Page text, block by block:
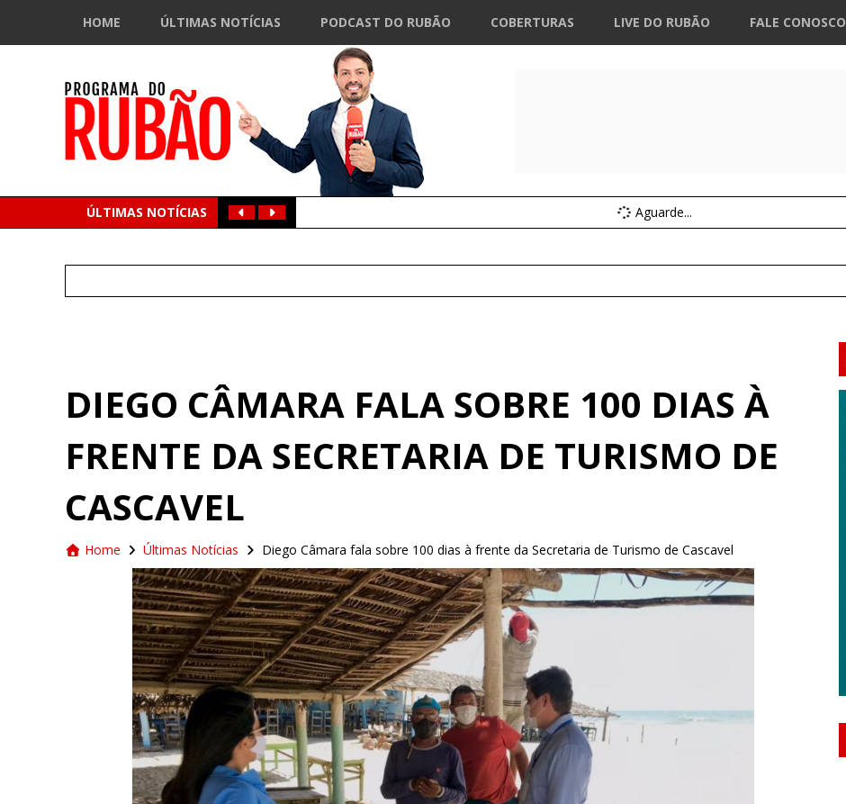
HOME ÚLTIMAS NOTÍCIAS PODCAST DO RUBÃO COBERTURAS LIVE DO RUBÃO FALE CONOSCO
ÚLTIMAS NOTÍCIAS Aguarde...
DIEGO CÂMARA FALA SOBRE 100 DIAS À
FRENTE DA SECRETARIA DE TURISMO DE
CASCAVEL
Home Últimas Notícias Diego Câmara fala sobre 100 dias à frente da Secretaria de Turismo de Cascavel